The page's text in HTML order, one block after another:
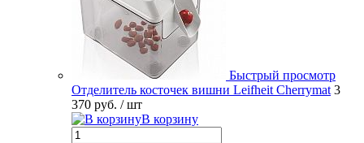
Быстрый просмотр
Отделитель косточек вишни Leifheit Cherrymat 3
370 руб. / шт
В корзину